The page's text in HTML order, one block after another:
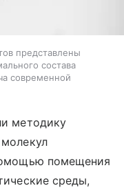
представлены
состава
современной
методику
помещения
среды,